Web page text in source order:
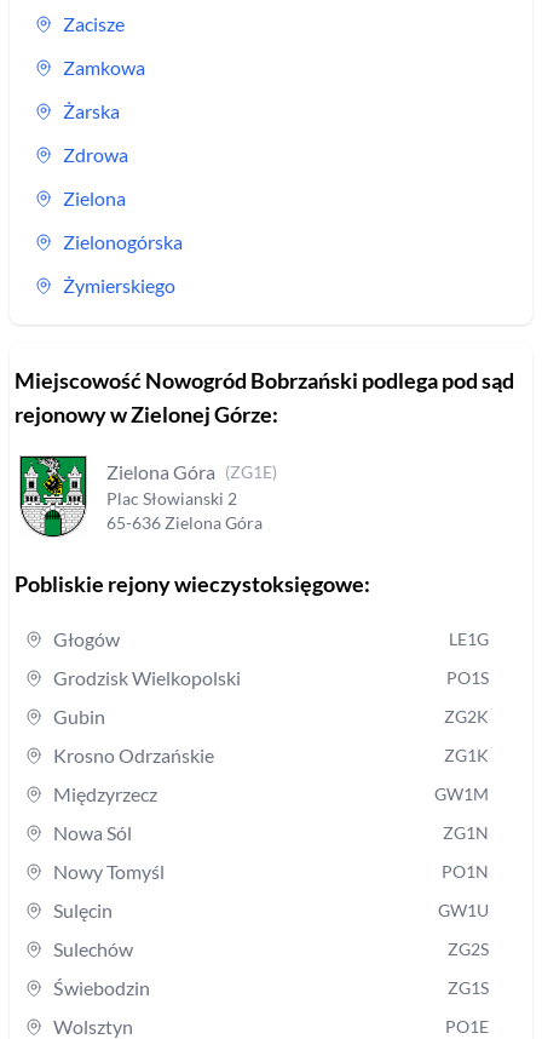
Zacisze
Zamkowa
Żarska
Zdrowa
Zielona
Zielonogórska
Żymierskiego
MiejscowośćNowogród Bobrzański podlega pod sąd
rejonowyw Zielonej Górze:
Zielona Góra (ZG1E)
Plac Słowianski 2
65-636 Zielona Góra
Pobliskie rejony wieczystoksięgowe:
Głogów LE1G
Grodzisk Wielkopolski PO1S
Gubin ZG2K
Krosno Odrzańskie ZG1K
Międzyrzecz GW1M
Nowa Sól ZG1N
Nowy Tomyśl PO1N
Sulęcin GW1U
Sulechów ZG2S
Świebodzin ZG1S
Wolsztyn PO1E